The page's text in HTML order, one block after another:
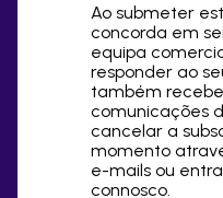
Ao submeter
concorda em
equipa
responder ao
também
comunicações
cancelar a
momento
e-mails ou
connosco.